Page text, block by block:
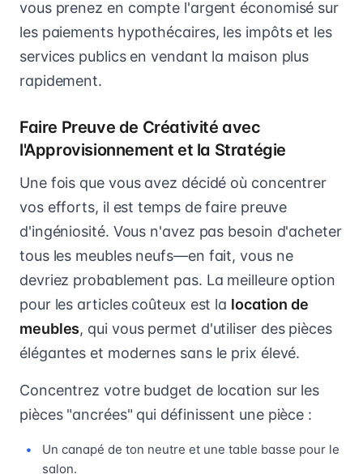
vous prenez en compte l'argent économisé sur
les paiements hypothécaires, les impôts et les
services publics en vendant la maison plus
rapidement.
Faire Preuve de Créativité avec
l'Approvisionnement et la Stratégie
Une fois que vous avez décidé où concentrer
vos efforts, il est temps de faire preuve
d'ingéniosité. Vous n'avez pas besoin d'acheter
tous les meubles neufs—en fait, vous ne
devriez probablement pas. La meilleure option
pour les articles coûteux est la location de
meubles, qui vous permet d'utiliser des pièces
élégantes et modernes sans le prix élevé.
Concentrez votre budget de location sur les
pièces "ancrées" qui définissent une pièce :
Un canapé de ton neutre et une table basse pour le
salon.